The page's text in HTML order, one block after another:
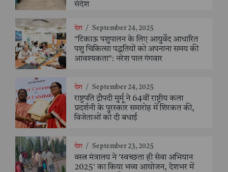
संदेश
देश / September 24, 2025
"टिकाऊ पशुपालन के लिए आयुर्वेद आधारित
पशु चिकित्सा पद्धतियों को अपनाना समय की
आवश्यकता": नरेश पाल गंगवार
देश / September 24, 2025
राष्ट्रपति द्रौपदी मुर्मू ने 64वीं राष्ट्रीय कला
प्रदर्शनी के पुरस्कार समारोह में शिरकत की,
विजेताओं को दी बधाई
देश / September 23, 2025
वस्त्र मंत्रालय ने 'स्वच्छता ही सेवा अभियान
2025' का किया भव्य आयोजन, देशभर में